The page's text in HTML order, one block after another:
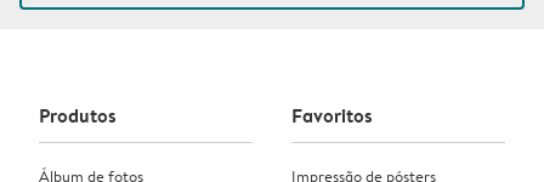
Produtos
Álbum de fotos
Favoritos
Impressão de pósters